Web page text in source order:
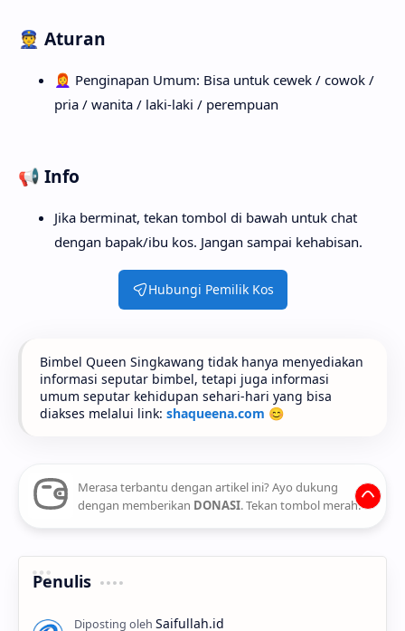
👮‍ Aturan
👩‍🦰 Penginapan Umum: Bisa untuk cewek / cowok /
pria / wanita / laki-laki / perempuan
📢 Info
Jika berminat, tekan tombol di bawah untuk chat
dengan bapak/ibu kos. Jangan sampai kehabisan.
Hubungi Pemilik Kos
Bimbel Queen Singkawang tidak hanya menyediakan
informasi seputar bimbel, tetapi juga informasi
umum seputar kehidupan sehari-hari yang bisa
diakses melalui link: shaqueena.com 😊
Merasa terbantu dengan artikel ini? Ayo dukung
dengan memberikan DONASI. Tekan tombol merah.
Penulis